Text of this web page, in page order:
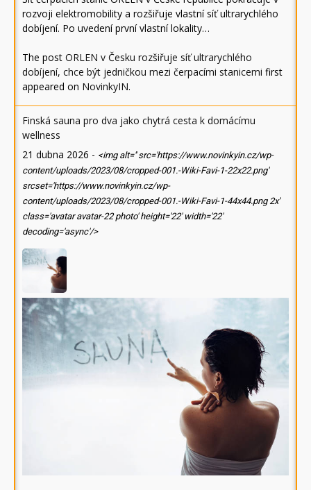
rozvoji elektromobility a rozšiřuje vlastní síť ultrarychlého
dobíjení. Po uvedení první vlastní lokality…
The post ORLEN v Česku rozšiřuje síť ultrarychlého
dobíjení, chce být jedničkou mezi čerpacími stanicemi first
appeared on NovinkyIN.
Finská sauna pro dva jako chytrá cesta k domácímu
wellness
21 dubna 2026 - <img alt='' src='https://www.novinkyin.cz/wp-
content/uploads/2023/08/cropped-001.-Wiki-Favi-1-22x22.png'
srcset='https://www.novinkyin.cz/wp-
content/uploads/2023/08/cropped-001.-Wiki-Favi-1-44x44.png 2x'
class='avatar avatar-22 photo' height='22' width='22'
decoding='async'/>